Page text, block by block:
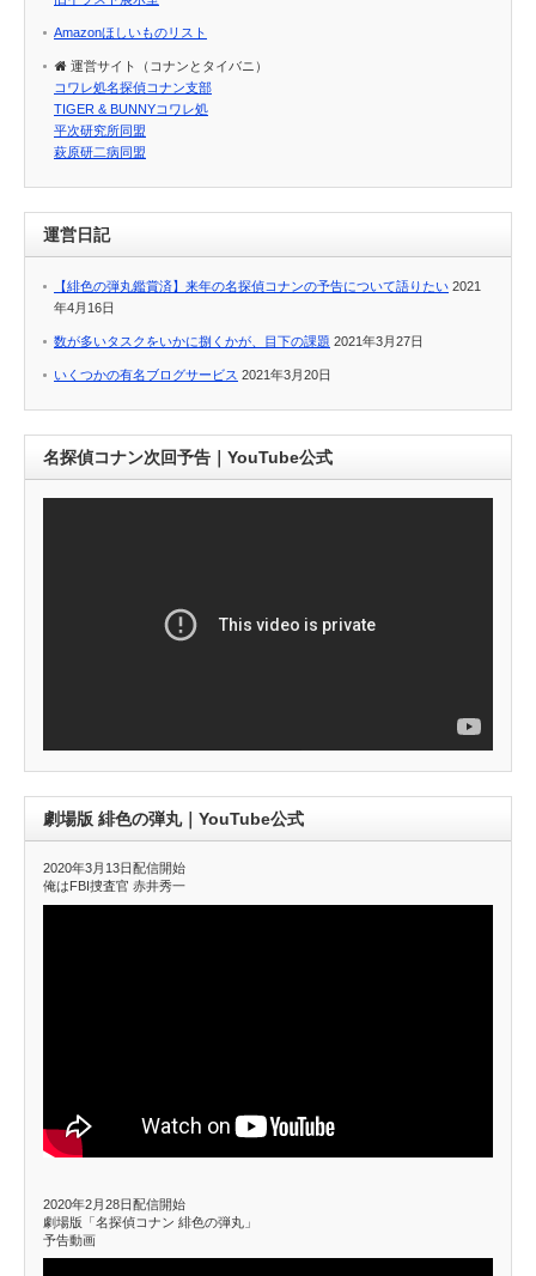
Amazonほしいものリスト
運営サイト（コナンとタイバニ）
コワレ処名探偵コナン支部
TIGER & BUNNYコワレ処
平次研究所同盟
萩原研二病同盟
運営日記
【緋色の弾丸鑑賞済】来年の名探偵コナンの予告について語りたい 2021
年4月16日
数が多いタスクをいかに捌くかが、目下の課題 2021年3月27日
いくつかの有名ブログサービス 2021年3月20日
名探偵コナン次回予告｜YouTube公式
劇場版 緋色の弾丸｜YouTube公式
2020年3月13日配信開始
俺はFBI捜査官 赤井秀一
2020年2月28日配信開始
劇場版「名探偵コナン 緋色の弾丸」
予告動画